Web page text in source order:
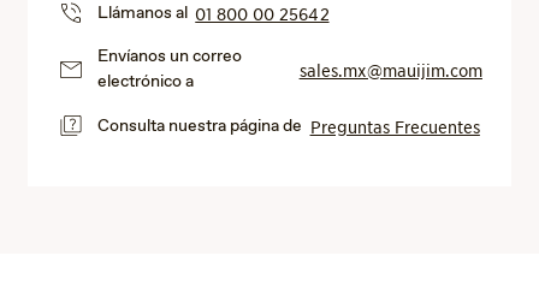
Llámanos al01 800 00 25642
Envíanos un correo
electrónico a
sales.mx@mauijim.com
Consulta nuestra página de Preguntas Frecuentes